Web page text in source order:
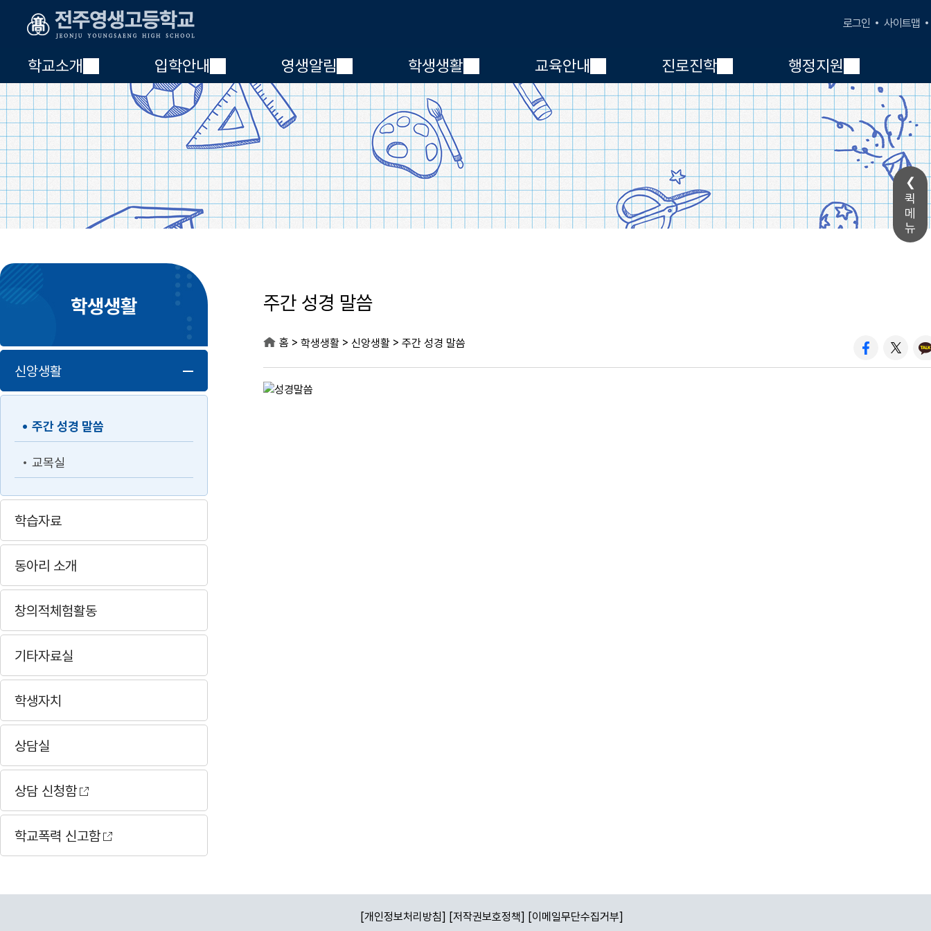
퀵
메
뉴
로그인 사이트맵
학교소개 입학안내 영생알림 학생생활 교육안내 진로진학 행정지원
학생생활
신앙생활
주간 성경 말씀
교목실
학습자료
동아리 소개
창의적체험활동
기타자료실
학생자치
상담실
상담 신청함
학교폭력 신고함
주간 성경 말씀
홈 > 학생생활 > 신앙생활 > 주간 성경 말씀
[개인정보처리방침] [저작권보호정책] [이메일무단수집거부]